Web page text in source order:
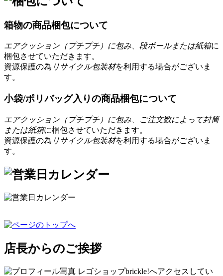
箱物の商品梱包について
エアクッション（プチプチ）に包み、段ボールまたは紙箱に
梱包させていただきます。
資源保護の為 リサイクル包装材を利用する場合がございま
す。
小袋/ポリバッグ入りの商品梱包について
エアクッション（プチプチ）に包み、ご注文数によって封筒
または紙箱に梱包させていただきます。
資源保護の為 リサイクル包装材を利用する場合がございま
す。
店長からのご挨拶
レゴショップbrickle!へアクセスしてい